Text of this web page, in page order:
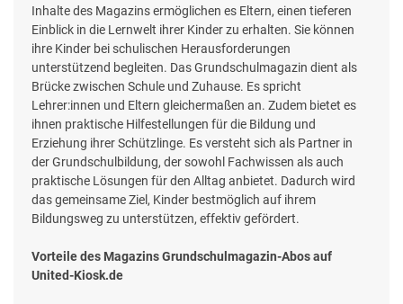
Inhalte des Magazins ermöglichen es Eltern, einen tieferen
Einblick in die Lernwelt ihrer Kinder zu erhalten. Sie können
ihre Kinder bei schulischen Herausforderungen
unterstützend begleiten. Das Grundschulmagazin dient als
Brücke zwischen Schule und Zuhause. Es spricht
Lehrer:innen und Eltern gleichermaßen an. Zudem bietet es
ihnen praktische Hilfestellungen für die Bildung und
Erziehung ihrer Schützlinge. Es versteht sich als Partner in
der Grundschulbildung, der sowohl Fachwissen als auch
praktische Lösungen für den Alltag anbietet. Dadurch wird
das gemeinsame Ziel, Kinder bestmöglich auf ihrem
Bildungsweg zu unterstützen, effektiv gefördert.
Vorteile des Magazins Grundschulmagazin-Abos auf
United-Kiosk.de